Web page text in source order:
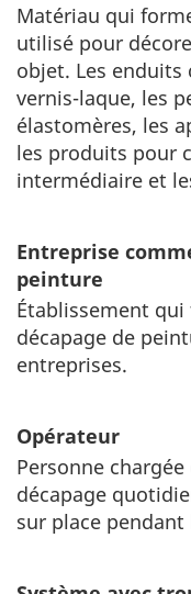
Matériau qui
utilisé pour
objet. Les
vernis-laque, les
élastomères, les
les produits pour
intermédiaire et
Entreprise
peinture
Établissement
décapage de
entreprises.
Opérateur
Personne
décapage
sur place